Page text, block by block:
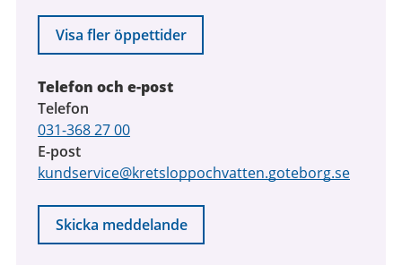
Visa fler öppettider
Telefon och e-post
Telefon
031-368 27 00
E-post
kundservice@kretsloppochvatten.goteborg.se
Skicka meddelande